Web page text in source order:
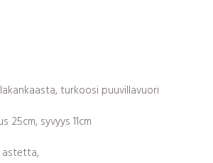
turkoosi puuvillavuori
25cm, syvyys 11cm
astetta,